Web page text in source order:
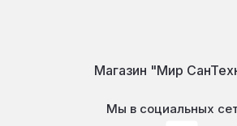
Магазин "Мир
Мы в социальных